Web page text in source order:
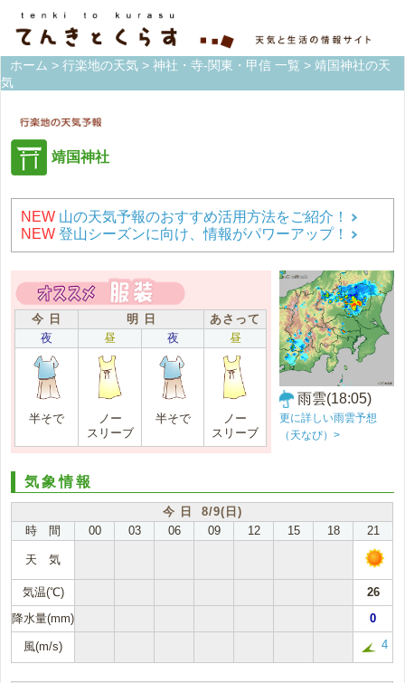
ホーム > 行楽地の天気 > 神社・寺-関東・甲信 一覧 > 靖国神社の天
気
靖国神社
NEW 山の天気予報のおすすめ活用方法をご紹介！
NEW 登山シーズンに向け、情報がパワーアップ！
今 日 明 日
あさって
夜
昼 夜 昼
半そで
ノー
スリーブ
半そで
ノー
スリーブ
雨雲(18:05)
更に詳しい雨雲予想
（天なび）>
気象情報
今 日 8/9(日)
時 間
00 03 06 09 12 15 18 21
天 気
気温(℃)
26
降水量(mm)
0
風(m/s) 4